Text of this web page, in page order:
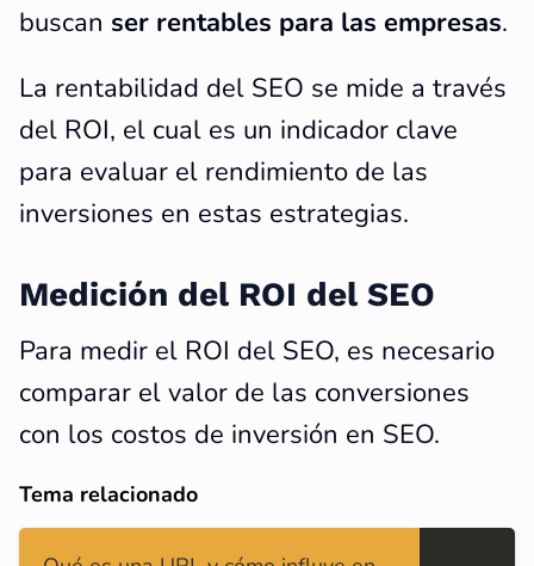
buscan ser rentables para las empresas.
La rentabilidad del SEO se mide a través
del ROI, el cual es un indicador clave
para evaluar el rendimiento de las
inversiones en estas estrategias.
Medición del ROI del SEO
Para medir el ROI del SEO, es necesario
comparar el valor de las conversiones
con los costos de inversión en SEO.
Tema relacionado